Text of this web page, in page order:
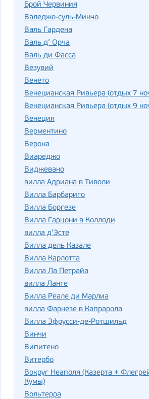
Брой Червиния
Валеджо-суль-Минчо
Валь Гардена
Валь д’ Орча
Валь ди Фасса
Везувий
Венето
Венецианская Ривьера (отдых 7
Венецианская Ривьера (отдых 9
Венеция
Верментино
Верона
Виареджо
Виджевано
вилла Адриана в Тиволи
Вилла Барбариго
Вилла Боргезе
Вилла Гарцони в Коллоди
вилла д’Эсте
Вилла дель Казале
Вилла Карлотта
Вилла Ла Петрайа
вилла Ланте
Вилла Реале ди Марлиа
вилла Фарнезе в Капрарола
Вилла Эфрусси-де-Ротшильд
Винчи
Випитено
Витербо
Вокруг Неаполя (Казерта +
Кумы)
Вольтерра